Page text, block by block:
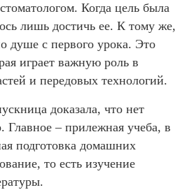
Когда цель была
лишь достичь ее. К тому же,
душе с первого урока. Это
играет важную роль в
и передовых технологий.
доказала, что нет
Главное – прилежная учеба, в
подготовка домашних
то есть изучение